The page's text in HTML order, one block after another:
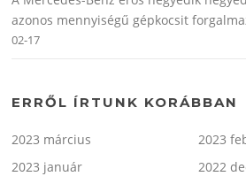
azonos mennyiségű gépkocsit
02-17
ERRŐL ÍRTUNK KORÁBBAN
2023 március
2023
2023 január
2022